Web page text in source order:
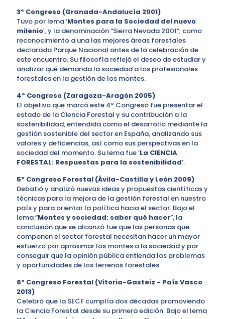
3º Congreso (Granada-Andalucía 2001)
Tuvo por lema ‘Montes para la Sociedad del nuevo
milenio’, y la denominación “Sierra Nevada 2001”, como
reconocimiento a una las mejores áreas forestales
declarada Parque Nacional antes de la celebración de
este encuentro. Su filosofía reflejó el deseo de estudiar y
analizar qué demanda la sociedad a los profesionales
forestales en la gestión de los montes.
4º Congreso (Zaragoza-Aragón 2005)
El objetivo que marcó este 4º Congreso fue presentar el
estado de la Ciencia Forestal y su contribución a la
sostenibilidad, entendida como el desarrollo mediante la
gestión sostenible del sector en España, analizando sus
valores y deficiencias, así como sus perspectivas en la
sociedad del momento. Su lema fue ‘La CIENCIA
FORESTAL: Respuestas para la sostenibilidad’.
5º Congreso Forestal (Ávila-Castilla y León 2009)
Debatió y analizó nuevas ideas y propuestas científicas y
técnicas para la mejora de la gestión forestal en nuestro
país y para orientar la política hacia el sector. Bajo el
lema “Montes y sociedad: saber qué hacer”, la
conclusión que se alcanzó fue que las personas que
componen el sector forestal necesitan hacer un mayor
esfuerzo por aproximar los montes a la sociedad y por
conseguir que la opinión pública entienda los problemas
y oportunidades de los terrenos forestales.
6º Congreso Forestal (Vitoria-Gasteiz - País Vasco
2013)
Celebró que la SECF cumplía dos décadas promoviendo
la Ciencia Forestal desde su primera edición. Bajo el lema